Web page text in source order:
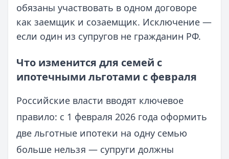
обязаны участвовать в одном договоре
как заемщик и созаемщик. Исключение —
если один из супругов не гражданин РФ.
Что изменится для семей с
ипотечными льготами с февраля
Российские власти вводят ключевое
правило: с 1 февраля 2026 года оформить
две льготные ипотеки на одну семью
больше нельзя — супруги должны